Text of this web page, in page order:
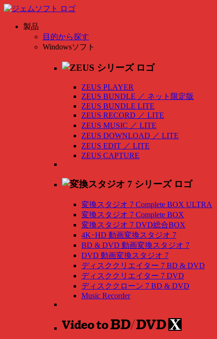
製品
目的から探す
Windowsソフト
ZEUS PLAYER
ZEUS BUNDLE ／ ネット限定版
ZEUS BUNDLE LITE
ZEUS RECORD ／ LITE
ZEUS MUSIC ／ LITE
ZEUS DOWNLOAD ／ LITE
ZEUS EDIT ／ LITE
ZEUS CAPTURE
変換スタジオ 7 Complete BOX ULTRA
変換スタジオ 7 Complete BOX
変換スタジオ 7 DVD総合BOX
4K･HD 動画変換スタジオ 7
BD & DVD 動画変換スタジオ 7
DVD 動画変換スタジオ 7
ディスククリエイター 7 BD & DVD
ディスククリエイター 7 DVD
ディスククローン 7 BD & DVD
Music Recorder